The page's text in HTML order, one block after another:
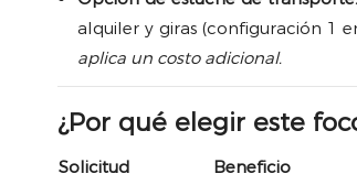
alquiler y giras (configuración 1
aplica un costo adicional.
¿Por qué elegir este
Solicitud
Beneficio